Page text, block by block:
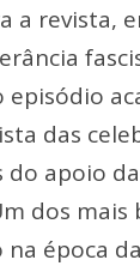
a revista,
episódio
das
do apoio
dos
época